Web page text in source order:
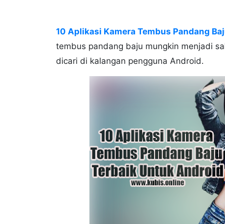
10 Aplikasi Kamera Tembus Pandang
tembus pandang baju mungkin menjadi
dicari di kalangan pengguna Android.